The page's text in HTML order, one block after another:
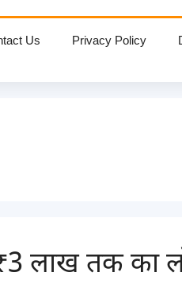
Us Privacy Policy
लाख तक का